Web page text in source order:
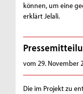
können, um eine
erklärt Jelali.
vom 29. November
Die im Projekt zu